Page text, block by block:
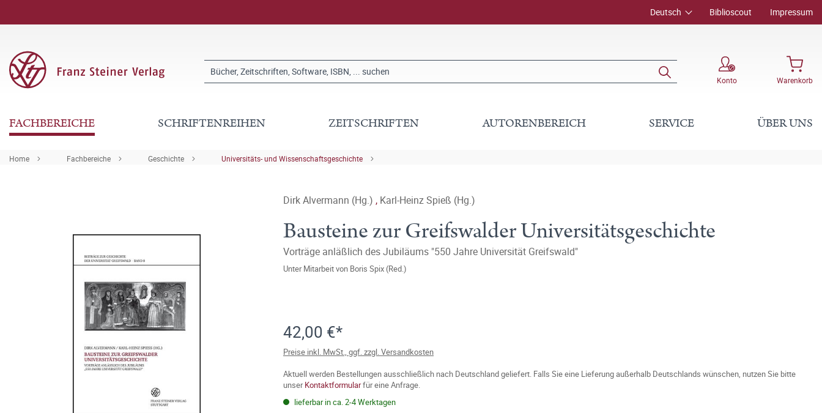
Deutsch Biblioscout Impressum
Konto Warenkorb
FACHBEREICHE SCHRIFTENREIHEN ZEITSCHRIFTEN AUTORENBEREICH SERVICE ÜBER UNS
Home Fachbereiche Geschichte Universitäts- und Wissenschaftsgeschichte
Dirk Alvermann (Hg.) , Karl-Heinz Spieß (Hg.)
Bausteine zur Greifswalder Universitätsgeschichte
Vorträge anläßlich des Jubiläums "550 Jahre Universität Greifswald"
Unter Mitarbeit von Boris Spix (Red.)
42,00 €*
Preise inkl. MwSt., ggf. zzgl. Versandkosten
Aktuell werden Bestellungen ausschließlich nach Deutschland geliefert. Falls Sie eine Lieferung außerhalb Deutschlands wünschen, nutzen Sie bitte
unserKontaktformularfür eine Anfrage.
lieferbar in ca. 2-4 Werktagen